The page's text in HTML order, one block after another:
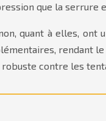
que la serrure
quant à elles,
rendant
contre les